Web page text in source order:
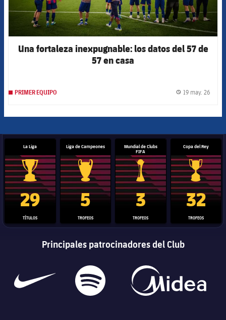
Una fortaleza inexpugnable: los datos del 57 de
57 en casa
PRIMER EQUIPO 19 may. 26
La Liga
Trofeo de La Liga
29
TÍTULOS
Liga de Campeones
Trofeo de la Liga de Campeones
5
TROFEOS
Mundial de Clubs
FIFA
Trofeo del Mundial de
3
TROFEOS
Copa del Rey
Copa del
32
TROFEOS
Principales patrocinadores del Club